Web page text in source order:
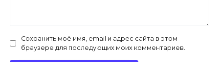
Сохранить моё имя, email и адрес сайта в этом
браузере для последующих моих комментариев.